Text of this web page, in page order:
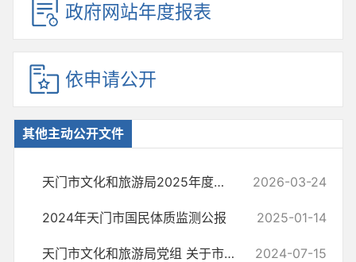
政府网站年度报表
依申请公开
其他主动公开文件
天门市文化和旅游局2025年度法治政府建设工作总结 2026-03-24
2024年天门市国民体质监测公报 2025-01-14
天门市文化和旅游局党组 关于市委第二巡察组巡察反馈意见整改落实情况的... 2024-07-15